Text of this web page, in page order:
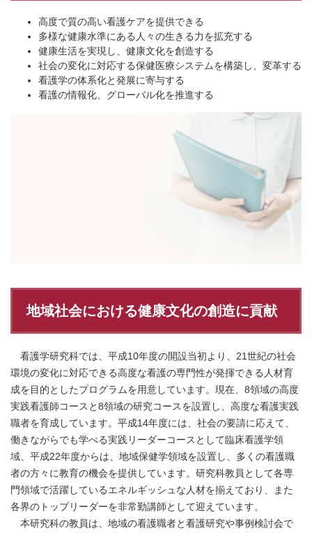
高度で質の高い看護ケアを提供できる
多様な健康水準にある人々の生きる力を拡充する
健康生活を実現し、健康文化を創造する
社会の変化に対応する保健医療システムを構築し、変革する
看護学の体系化と発展に寄与する
看護の情報化、グローバル化を推進する
地域社会における健康文化の創造に貢献
看護学研究科では、平成10年度の開設当初より、21世紀の社会
環境の変化に対応できる高度な看護の専門性が発揮できる人材育
成を目的としたプログラムを用意しています。現在、8領域の高度
実践看護師コースと8領域の研究コースを設置し、高度な看護実践
職者を育成しています。平成14年度には、社会の要請に応えて、
働きながらでも学べる実践リーダーコースとして臨床看護学領
域、平成22年度からは、地域保健学領域を設置し、多くの看護職
者の方々に教育の機会を提供しています。研究科教員として各専
門領域で活躍しているエネルギッシュな人材を揃えており、また
各界のトップリーダーを非常勤講師として迎えています。
本研究科の教員は、地域の看護職者と看護研究や事例検討会で